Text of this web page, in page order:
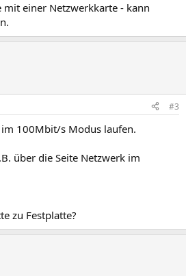
mit einer Netzwerkkarte - kann
#3
100Mbit/s Modus laufen.
über die Seite Netzwerk im
zu Festplatte?